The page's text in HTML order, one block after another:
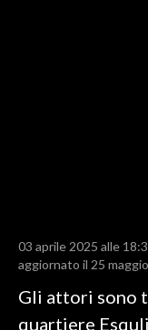
RISULTATI E
CALCIO REGIONALE
03 aprile 2025 alle
aggiornato il 25
Gli attori sono
quartiere